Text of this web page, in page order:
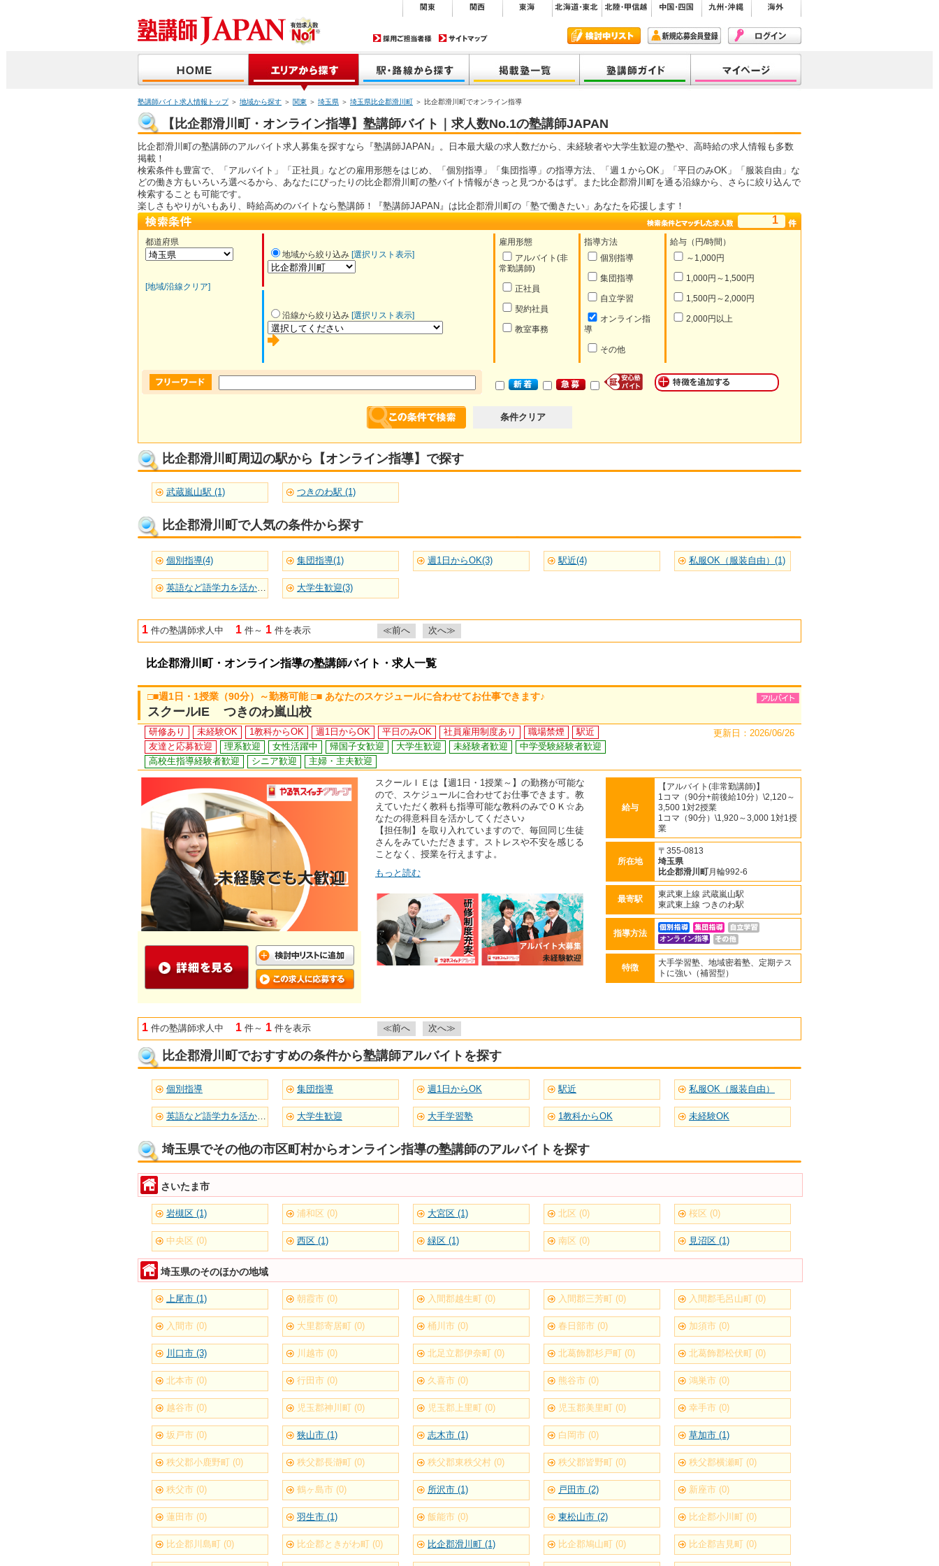
塾講師バイト求人情報トップ＞ 地域から探す ＞ 関東 ＞ 埼玉県 ＞ 埼玉県比企郡滑川町 ＞ 比企郡滑川町でオンライン指導
【比企郡滑川町・オンライン指導】塾講師バイト｜求人数No.1の塾講師JAPAN
比企郡滑川町の塾講師のアルバイト求人募集を探すなら『塾講師JAPAN』。日本最大級の求人数だから、未経験者や大学生歓迎の塾や、高時給の求人情報も多数
掲載！
検索条件も豊富で、「アルバイト」「正社員」などの雇用形態をはじめ、「個別指導」「集団指導」の指導方法、「週１からOK」「平日のみOK」「服装自由」な
どの働き方もいろいろ選べるから、あなたにぴったりの比企郡滑川町の塾バイト情報がきっと見つかるはず。また比企郡滑川町を通る沿線から、さらに絞り込んで
検索することも可能です。
楽しさもやりがいもあり、時給高めのバイトなら塾講師！『塾講師JAPAN』は比企郡滑川町の「塾で働きたい」あなたを応援します！
1
都道府県
[地域/沿線クリア]
地域から絞り込み [選択リスト表示]
雇用形態
アルバイト(非
常勤講師)
正社員
契約社員
教室事務
指導方法
個別指導
集団指導
自立学習
オンライン指
導
その他
給与（円/時間）
～1,000円
1,000円～1,500円
1,500円～2,000円
2,000円以上
沿線から絞り込み [選択リスト表示]
条件クリア
比企郡滑川町周辺の駅から【オンライン指導】で探す
武蔵嵐山駅 (1) つきのわ駅 (1)
比企郡滑川町で人気の条件から探す
個別指導(4) 集団指導(1) 週1日からOK(3) 駅近(4) 私服OK（服装自由）(1)
英語など語学力を活かせる(2) 大学生歓迎(3)
1 件の塾講師求人中 1 件～ 1 件を表示 ≪前へ 次へ≫
比企郡滑川町・オンライン指導の塾講師バイト・求人一覧
□■週1日・1授業（90分）～勤務可能 □■ あなたのスケジュールに合わせてお仕事できます♪
スクールIE つきのわ嵐山校
研修あり 未経験OK 1教科からOK 週1日からOK 平日のみOK 社員雇用制度あり 職場禁煙
駅近
友達と応募歓迎
理系歓迎 女性活躍中 帰国子女歓迎 大学生歓迎 未経験者歓迎
中学受験経験者歓迎
高校生指導経験者歓迎
シニア歓迎 主婦・主夫歓迎
更新日：2026/06/26
スクールＩＥは【週1日・1授業～】の勤務が可能な
ので、スケジュールに合わせてお仕事できます。教
えていただく教科も指導可能な教科のみでＯＫ☆あ
なたの得意科目を活かしてください♪
【担任制】を取り入れていますので、毎回同じ生徒
さんをみていただきます。ストレスや不安を感じる
ことなく、授業を行えますよ。
もっと読む
給与
【アルバイト(非常勤講師)】
1コマ（90分+前後給10分）\2,120～
3,500 1対2授業
1コマ（90分）\1,920～3,000 1対1授
業
所在地
〒355-0813
埼玉県
比企郡滑川町月輪992-6
最寄駅
東武東上線 武蔵嵐山駅
東武東上線 つきのわ駅
指導方法
オンライン指導
特徴
大手学習塾、地域密着塾、定期テス
トに強い（補習型）
1 件の塾講師求人中 1 件～ 1 件を表示 ≪前へ 次へ≫
比企郡滑川町でおすすめの条件から塾講師アルバイトを探す
個別指導 集団指導 週1日からOK 駅近 私服OK（服装自由）
英語など語学力を活かせる 大学生歓迎 大手学習塾 1教科からOK 未経験OK
埼玉県でその他の市区町村からオンライン指導の塾講師のアルバイトを探す
さいたま市
岩槻区 (1) 浦和区 (0) 大宮区 (1) 北区 (0) 桜区 (0)
中央区 (0) 西区 (1) 緑区 (1) 南区 (0) 見沼区 (1)
埼玉県のそのほかの地域
上尾市 (1) 朝霞市 (0) 入間郡越生町 (0) 入間郡三芳町 (0) 入間郡毛呂山町 (0)
入間市 (0) 大里郡寄居町 (0) 桶川市 (0) 春日部市 (0) 加須市 (0)
川口市 (3) 川越市 (0) 北足立郡伊奈町 (0) 北葛飾郡杉戸町 (0) 北葛飾郡松伏町 (0)
北本市 (0) 行田市 (0) 久喜市 (0) 熊谷市 (0) 鴻巣市 (0)
越谷市 (0) 児玉郡神川町 (0) 児玉郡上里町 (0) 児玉郡美里町 (0) 幸手市 (0)
坂戸市 (0) 狭山市 (1) 志木市 (1) 白岡市 (0) 草加市 (1)
秩父郡小鹿野町 (0) 秩父郡長瀞町 (0) 秩父郡東秩父村 (0) 秩父郡皆野町 (0) 秩父郡横瀬町 (0)
秩父市 (0) 鶴ヶ島市 (0) 所沢市 (1) 戸田市 (2) 新座市 (0)
蓮田市 (0) 羽生市 (1) 飯能市 (0) 東松山市 (2) 比企郡小川町 (0)
比企郡川島町 (0) 比企郡ときがわ町 (0) 比企郡滑川町 (1) 比企郡鳩山町 (0) 比企郡吉見町 (0)